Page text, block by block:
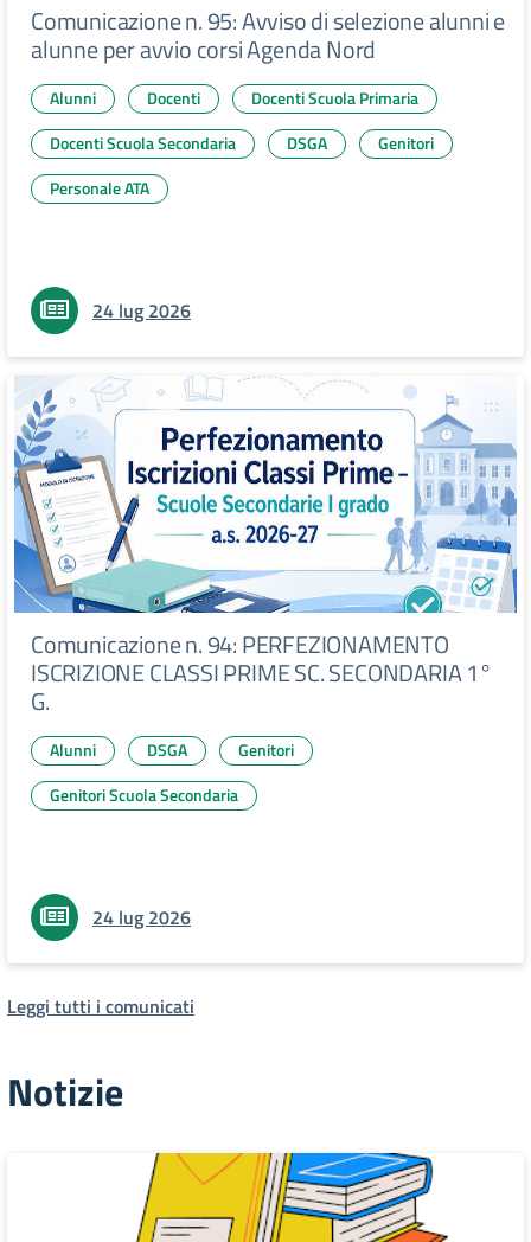
Comunicazione n. 95: Avviso di selezione alunni e
alunne per avvio corsi Agenda Nord
Alunni Docenti
Docenti Scuola Primaria
Docenti Scuola Secondaria
DSGA
Genitori
Personale ATA
24 lug 2026
Comunicazione n. 94: PERFEZIONAMENTO
ISCRIZIONE CLASSI PRIME SC. SECONDARIA 1°
G.
Alunni DSGA
Genitori
Genitori Scuola Secondaria
24 lug 2026
Leggi tutti i comunicati
Notizie